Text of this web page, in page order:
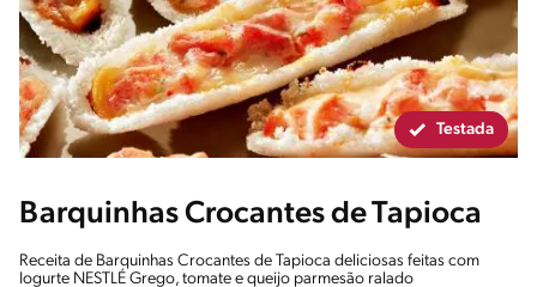
Testada
Barquinhas Crocantes de Tapioca
Receita de Barquinhas Crocantes de Tapioca deliciosas feitas com
Iogurte NESTLÉ Grego, tomate e queijo parmesão ralado